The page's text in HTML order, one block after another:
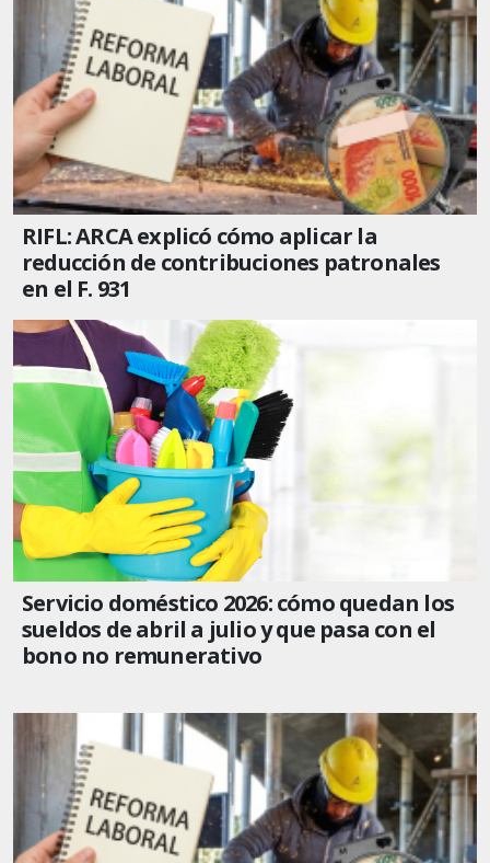
RIFL: ARCA explicó cómo aplicar la
reducción de contribuciones patronales
en el F. 931
Servicio doméstico 2026: cómo quedan los
sueldos de abril a julio y que pasa con el
bono no remunerativo